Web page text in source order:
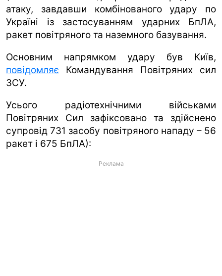
атаку, завдавши комбінованого удару по
Україні із застосуванням ударних БпЛА,
ракет повітряного та наземного базування.
Основним напрямком удару був Київ,
повідомляє Командування Повітряних сил
ЗСУ.
Усього радіотехнічними військами
Повітряних Сил зафіксовано та здійснено
супровід 731 засобу повітряного нападу – 56
ракет і 675 БпЛА):
Реклама